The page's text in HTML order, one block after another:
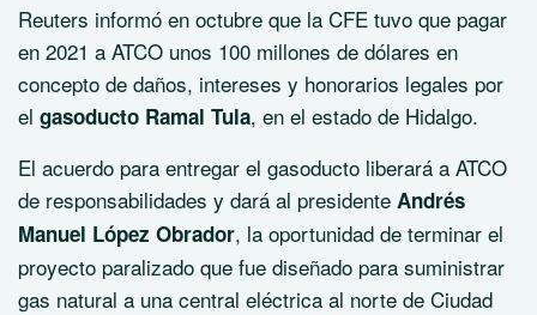
Reuters informó en octubre que la CFE tuvo que pagar
en 2021 a ATCO unos 100 millones de dólares en
concepto de daños, intereses y honorarios legales por
el gasoducto Ramal Tula, en el estado de Hidalgo.
El acuerdo para entregar el gasoducto liberará a ATCO
de responsabilidades y dará al presidente Andrés
Manuel López Obrador, la oportunidad de terminar el
proyecto paralizado que fue diseñado para suministrar
gas natural a una central eléctrica al norte de Ciudad